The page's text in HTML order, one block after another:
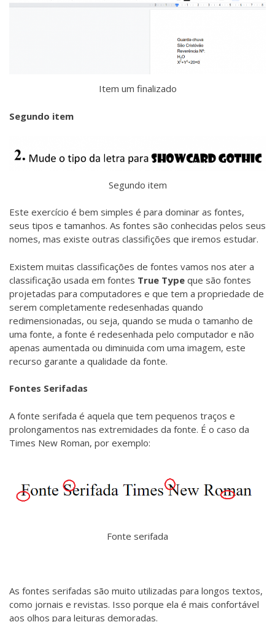
Item um finalizado
Segundo item
Segundo item
Este exercício é bem simples é para dominar as fontes,
seus tipos e tamanhos. As fontes são conhecidas pelos seus
nomes, mas existe outras classifições que iremos estudar.
Existem muitas classificações de fontes vamos nos ater a
classificação usada em fontes True Type que são fontes
projetadas para computadores e que tem a propriedade de
serem completamente redesenhadas quando
redimensionadas, ou seja, quando se muda o tamanho de
uma fonte, a fonte é redesenhada pelo computador e não
apenas aumentada ou diminuida com uma imagem, este
recurso garante a qualidade da fonte.
Fontes Serifadas
A fonte serifada é aquela que tem pequenos traços e
prolongamentos nas extremidades da fonte. É o caso da
Times New Roman, por exemplo:
Fonte serifada
As fontes serifadas são muito utilizadas para longos textos,
como jornais e revistas. Isso porque ela é mais confortável
aos olhos para leituras demoradas.